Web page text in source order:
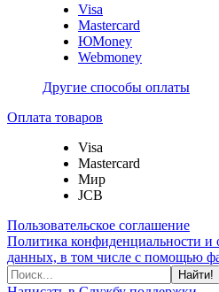
Visa
Mastercard
ЮMoney
Webmoney
Другие способы оплаты
Оплата товаров
Visa
Mastercard
Мир
JCB
Пользовательское соглашение
Политика конфиденциальности и
данных, в том числе с помощью
Найти!